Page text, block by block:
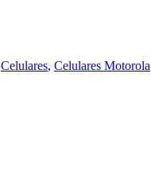
Celulares, Celulares Motorola